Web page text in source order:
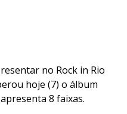
no Rock in Rio
hoje (7) o álbum
8 faixas.